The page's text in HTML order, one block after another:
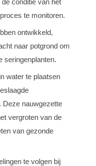
te monitoren.
ontwikkeld,
naar potgrond om
seringenplanten.
water te plaatsen
Deze nauwgezette
vergroten van de
van gezonde
te volgen bij